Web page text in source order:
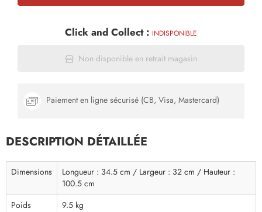
Click and Collect : INDISPONIBLE
Non disponible en retrait magasin
Paiement en ligne sécurisé (CB, Visa, Mastercard)
DESCRIPTION DÉTAILLÉE
Dimensions
Longueur : 34.5 cm / Largeur : 32 cm / Hauteur :
100.5 cm
Poids
9.5 kg